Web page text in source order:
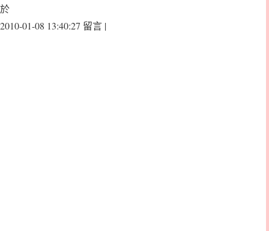
於
2010-01-08 13:40:27 留言 |